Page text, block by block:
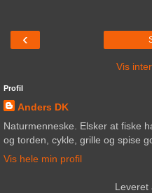
‹
Vis
Profil
Anders DK
Naturmenneske. Elsker at fiske
og torden, cykle, grille og spise
Vis hele min profil
Leveret